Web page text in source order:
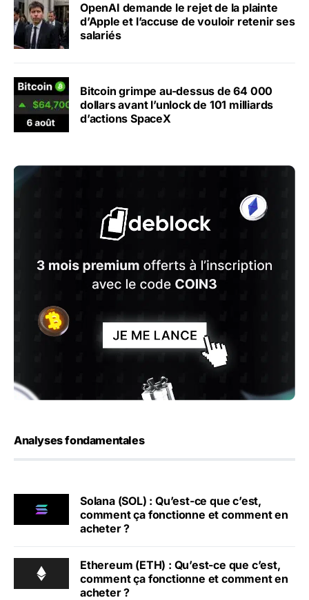
OpenAI demande le rejet de la plainte
d’Apple et l’accuse de vouloir retenir ses
salariés
Bitcoin grimpe au-dessus de 64 000
dollars avant l’unlock de 101 milliards
d’actions SpaceX
Analyses fondamentales
Solana (SOL) : Qu’est-ce que c’est,
comment ça fonctionne et comment en
acheter ?
Ethereum (ETH) : Qu’est-ce que c’est,
comment ça fonctionne et comment en
acheter ?